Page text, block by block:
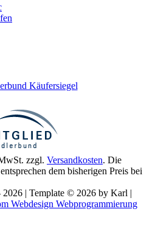
zzgl. Versandkosten. Die
dem bisherigen Preis bei
| Template © 2026 by Karl |
Webdesign Webprogrammierung